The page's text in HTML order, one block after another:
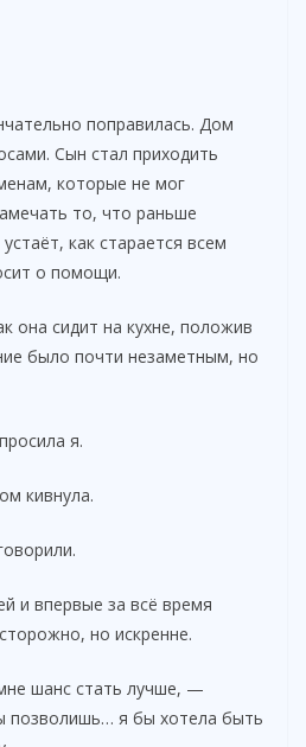
поправилась. Дом
Сын стал приходить
которые не мог
то, что раньше
как старается всем
о помощи.
она сидит на кухне, положив
было почти незаметным, но
я.
кивнула.
и впервые за всё время
но искренне.
шанс стать лучше, —
позволишь… я бы хотела быть